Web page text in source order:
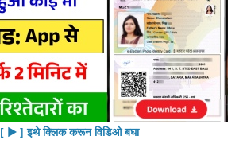
[ ▶︎ ] इथे क्लिक करून विडिओ बघा